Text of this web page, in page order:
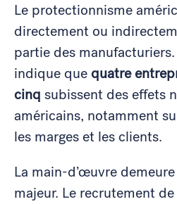
Le protectionnisme
directement ou
partie des
indique quequatre
cinq subissent des effets
américains, notamment
les marges et les clients.
La main-d’œuvre
majeur. Le recrutement